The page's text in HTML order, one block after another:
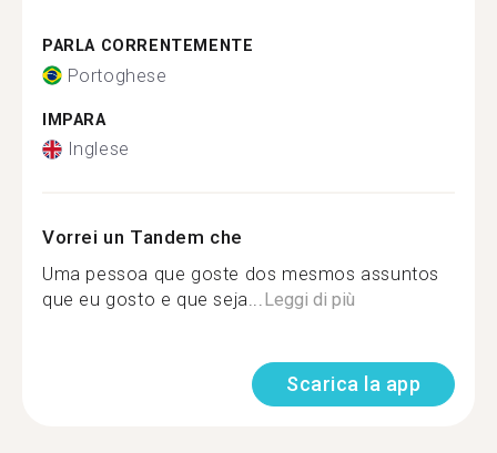
PARLA CORRENTEMENTE
Portoghese
IMPARA
Inglese
Vorrei un Tandem che
Uma pessoa que goste dos mesmos assuntos
que eu gosto e que seja...Leggi di più
Scarica la app